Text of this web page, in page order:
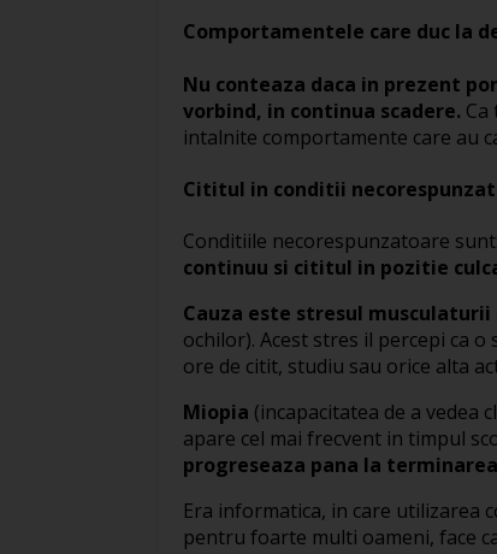
Comportamentele care duc la
Nu conteaza daca in prezent
vorbind, in continua scadere.
intalnite comportamente care au
Cititul in conditii
Conditiile necorespunzatoare sunt:
continuu si cititul in pozitie
Cauza este stresul
ochilor). Acest stres il percepi ca
ore de citit, studiu sau orice alta
Miopia (incapacitatea de a vedea
apare cel mai frecvent in timpul
progreseaza pana la
Era informatica, in care utilizarea
pentru foarte multi oameni, face